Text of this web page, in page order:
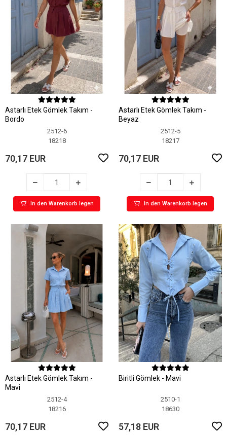
Astarlı Etek Gömlek Takım -
Bordo
2512-6
18218
70,17 EUR
In den Warenkorb legen
Astarlı Etek Gömlek Takım -
Beyaz
2512-5
18217
70,17 EUR
In den Warenkorb legen
Astarlı Etek Gömlek Takım -
Mavi
2512-4
18216
70,17 EUR
Biritli Gömlek - Mavi
2510-1
18630
57,18 EUR